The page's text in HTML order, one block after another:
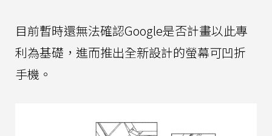
目前暫時還無法確認Google是否計畫以此專
利為基礎，進而推出全新設計的螢幕可凹折
手機。